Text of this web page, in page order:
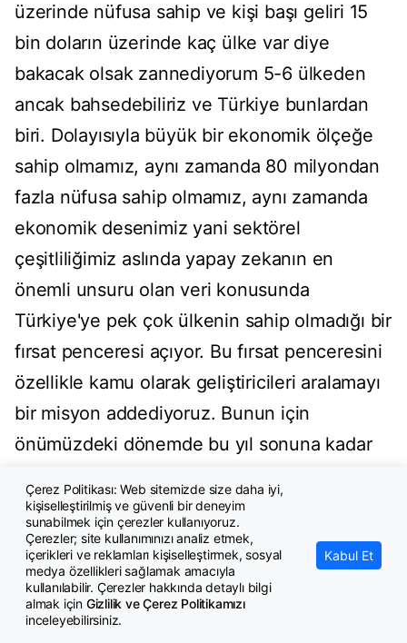
üzerinde nüfusa sahip ve kişi başı geliri 15
bin doların üzerinde kaç ülke var diye
bakacak olsak zannediyorum 5-6 ülkeden
ancak bahsedebiliriz ve Türkiye bunlardan
biri. Dolayısıyla büyük bir ekonomik ölçeğe
sahip olmamız, aynı zamanda 80 milyondan
fazla nüfusa sahip olmamız, aynı zamanda
ekonomik desenimiz yani sektörel
çeşitliliğimiz aslında yapay zekanın en
önemli unsuru olan veri konusunda
Türkiye'ye pek çok ülkenin sahip olmadığı bir
fırsat penceresi açıyor. Bu fırsat penceresini
özellikle kamu olarak geliştiricileri aralamayı
bir misyon addediyoruz. Bunun için
önümüzdeki dönemde bu yıl sonuna kadar
tamamlayıp bunun da paylaşımını
yapacağız."
Yaklaşık 2 bin kamu veri setini Türk yapay
zeka geliştiricilerinin istifadesine sunmayı
Çerez Politikası: Web sitemizde size daha iyi,
kişiselleştirilmiş ve güvenli bir deneyim
sunabilmek için çerezler kullanıyoruz.
Çerezler; site kullanımınızı analiz etmek,
içerikleri ve reklamları kişiselleştirmek, sosyal
medya özellikleri sağlamak amacıyla
kullanılabilir. Çerezler hakkında detaylı bilgi
almak için Gizlilik ve Çerez Politikamızı
inceleyebilirsiniz.
Kabul Et